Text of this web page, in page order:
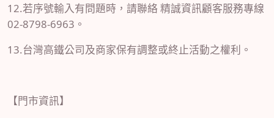
12.若序號輸入有問題時，請聯絡 精誠資訊顧客服務專線
02-8798-6963。
13.台灣高鐵公司及商家保有調整或終止活動之權利。
【門市資訊】